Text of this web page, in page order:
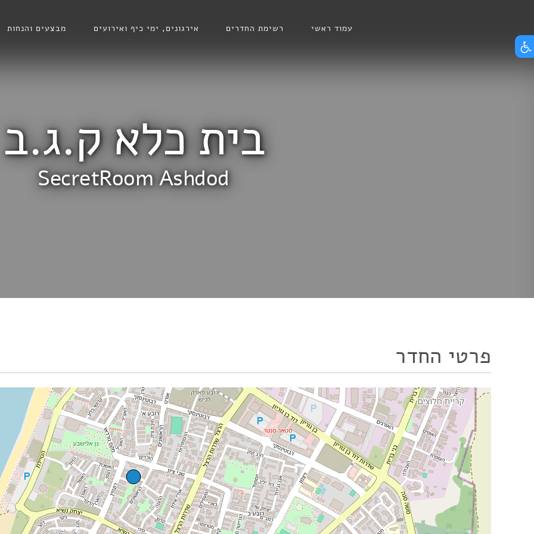
content
בית כלא ק.ג.ב
SecretRoom Ashdod
עמוד ראשי רשימת החדרים אירגונים, ימי כיף ואירועים מבצעים והנחות
פרטי החדר